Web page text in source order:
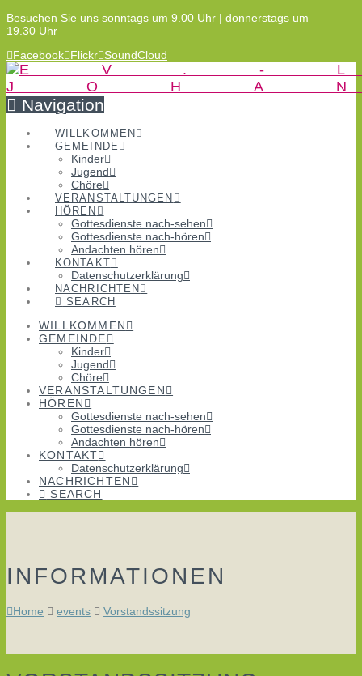
Besuchen Sie uns sonntags um 9.00 Uhr | donnerstags um
19.30 Uhr
Facebook Flickr SoundCloud
Navigation
WILLKOMMEN
GEMEINDE
Kinder
Jugend
Chöre
VERANSTALTUNGEN
HÖREN
Gottesdienste nach-sehen
Gottesdienste nach-hören
Andachten hören
KONTAKT
Datenschutzerklärung
NACHRICHTEN
SEARCH
WILLKOMMEN
GEMEINDE
Kinder
Jugend
Chöre
VERANSTALTUNGEN
HÖREN
Gottesdienste nach-sehen
Gottesdienste nach-hören
Andachten hören
KONTAKT
Datenschutzerklärung
NACHRICHTEN
SEARCH
INFORMATIONEN
Home events Vorstandssitzung